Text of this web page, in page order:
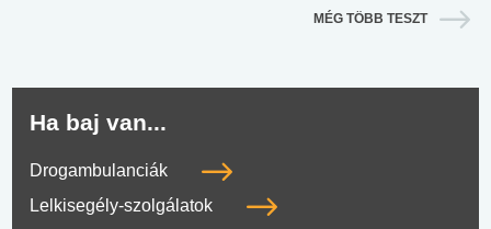
MÉG TÖBB TESZT
Ha baj van...
Drogambulanciák
Lelkisegély-szolgálatok